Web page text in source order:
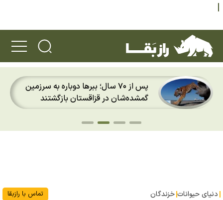
پس از ۲۰ سال؛ قورباغه‌های طلایی پاناما
دوباره باران را روی پوست خود احساس
دنیای حیوانات خزندگان تماس با رازبقا